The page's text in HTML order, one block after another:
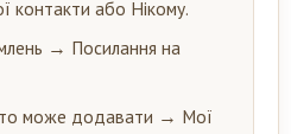
або Нікому.
→ Посилання на
може додавати → Мої